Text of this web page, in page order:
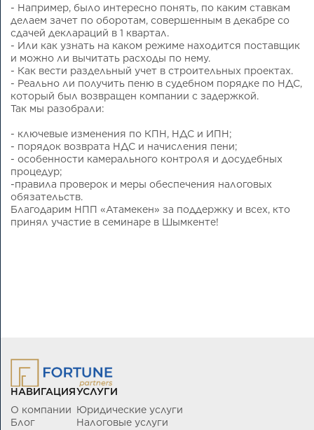
- Например, было интересно понять, по каким ставкам
делаем зачет по оборотам, совершенным в декабре со
сдачей деклараций в 1 квартал.
- Или как узнать на каком режиме находится поставщик
и можно ли вычитать расходы по нему.
- Как вести раздельный учет в строительных проектах.
- Реально ли получить пеню в судебном порядке по НДС,
который был возвращен компании с задержкой.
Так мы разобрали:
- ключевые изменения по КПН, НДС и ИПН;
- порядок возврата НДС и начисления пени;
- особенности камерального контроля и досудебных
процедур;
-правила проверок и меры обеспечения налоговых
обязательств.
Благодарим НПП «Атамекен» за поддержку и всех, кто
принял участие в семинаре в Шымкенте!
НАВИГАЦИЯ
О компании
Блог
УСЛУГИ
Юридические услуги
Налоговые услуги